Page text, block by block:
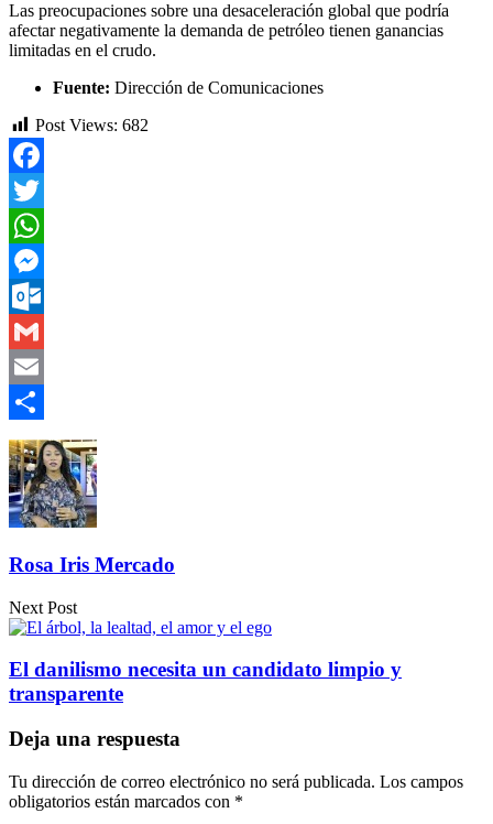
Las preocupaciones sobre una desaceleración global que podría
afectar negativamente la demanda de petróleo tienen ganancias
limitadas en el crudo.
Fuente: Dirección de Comunicaciones
Post Views: 682
Facebook
Twitter
WhatsApp
Messenger
Outlook.com
Gmail
Email
Compartir
Rosa Iris Mercado
Next Post
El danilismo necesita un candidato limpio y
transparente
Deja una respuesta
Tu dirección de correo electrónico no será publicada. Los campos
obligatorios están marcados con *